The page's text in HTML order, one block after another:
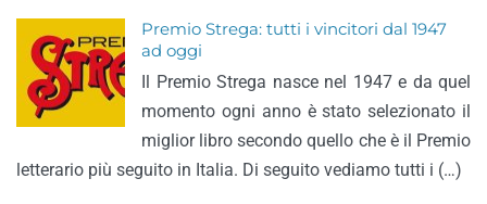
Premio Strega: tutti i vincitori dal 1947
ad oggi
Il Premio Strega nasce nel 1947 e da quel
momento ogni anno è stato selezionato il
miglior libro secondo quello che è il Premio
letterario più seguito in Italia. Di seguito vediamo tutti i (…)